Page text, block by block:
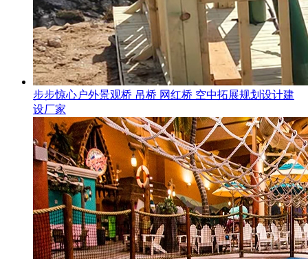
步步惊心户外景观桥 吊桥 网红桥 空中拓展规划设计建
设厂家